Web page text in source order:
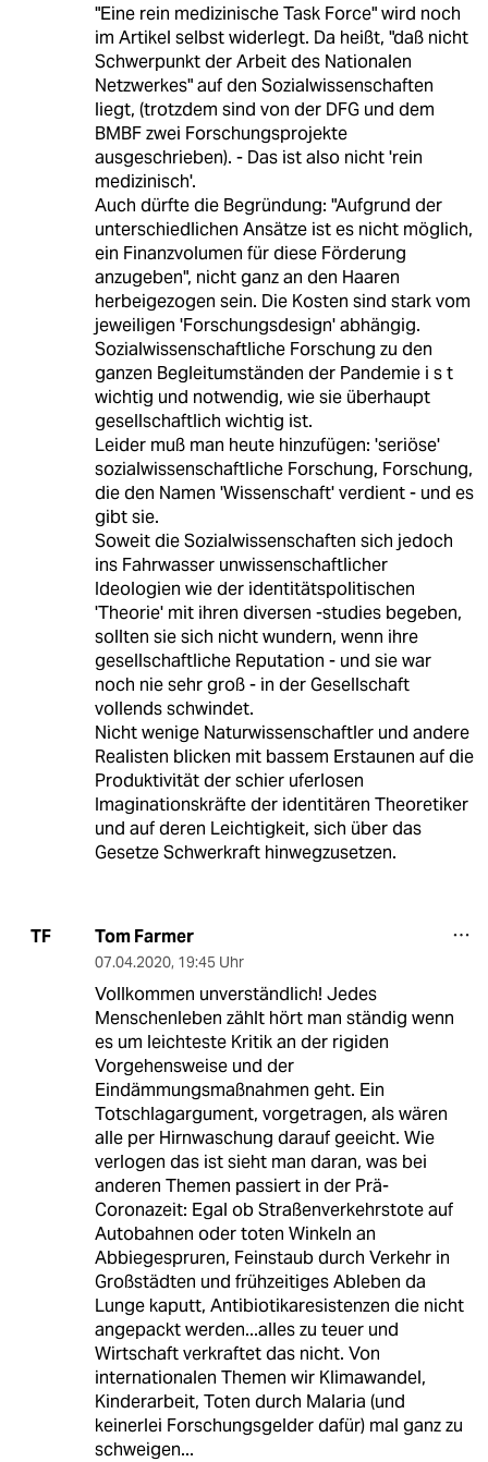
"Eine rein medizinische Task Force" wird noch
im Artikel selbst widerlegt. Da heißt, "daß nicht
Schwerpunkt der Arbeit des Nationalen
Netzwerkes" auf den Sozialwissenschaften
liegt, (trotzdem sind von der DFG und dem
BMBF zwei Forschungsprojekte
ausgeschrieben). - Das ist also nicht 'rein
medizinisch'.
Auch dürfte die Begründung: "Aufgrund der
unterschiedlichen Ansätze ist es nicht möglich,
ein Finanzvolumen für diese Förderung
anzugeben", nicht ganz an den Haaren
herbeigezogen sein. Die Kosten sind stark vom
jeweiligen 'Forschungsdesign' abhängig.
Sozialwissenschaftliche Forschung zu den
ganzen Begleitumständen der Pandemie i s t
wichtig und notwendig, wie sie überhaupt
gesellschaftlich wichtig ist.
Leider muß man heute hinzufügen: 'seriöse'
sozialwissenschaftliche Forschung, Forschung,
die den Namen 'Wissenschaft' verdient - und es
gibt sie.
Soweit die Sozialwissenschaften sich jedoch
ins Fahrwasser unwissenschaftlicher
Ideologien wie der identitätspolitischen
'Theorie' mit ihren diversen -studies begeben,
sollten sie sich nicht wundern, wenn ihre
gesellschaftliche Reputation - und sie war
noch nie sehr groß - in der Gesellschaft
vollends schwindet.
Nicht wenige Naturwissenschaftler und andere
Realisten blicken mit bassem Erstaunen auf die
Produktivität der schier uferlosen
Imaginationskräfte der identitären Theoretiker
und auf deren Leichtigkeit, sich über das
Gesetze Schwerkraft hinwegzusetzen.
TF Tom Farmer
07.04.2020, 19:45 Uhr
Vollkommen unverständlich! Jedes
Menschenleben zählt hört man ständig wenn
es um leichteste Kritik an der rigiden
Vorgehensweise und der
Eindämmungsmaßnahmen geht. Ein
Totschlagargument, vorgetragen, als wären
alle per Hirnwaschung darauf geeicht. Wie
verlogen das ist sieht man daran, was bei
anderen Themen passiert in der Prä-
Coronazeit: Egal ob Straßenverkehrstote auf
Autobahnen oder toten Winkeln an
Abbiegespruren, Feinstaub durch Verkehr in
Großstädten und frühzeitiges Ableben da
Lunge kaputt, Antibiotikaresistenzen die nicht
angepackt werden...alles zu teuer und
Wirtschaft verkraftet das nicht. Von
internationalen Themen wir Klimawandel,
Kinderarbeit, Toten durch Malaria (und
keinerlei Forschungsgelder dafür) mal ganz zu
schweigen...